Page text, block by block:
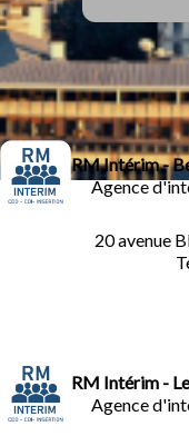
RM Intérim -
Agence
20 avenue
RM Intérim -
Agence